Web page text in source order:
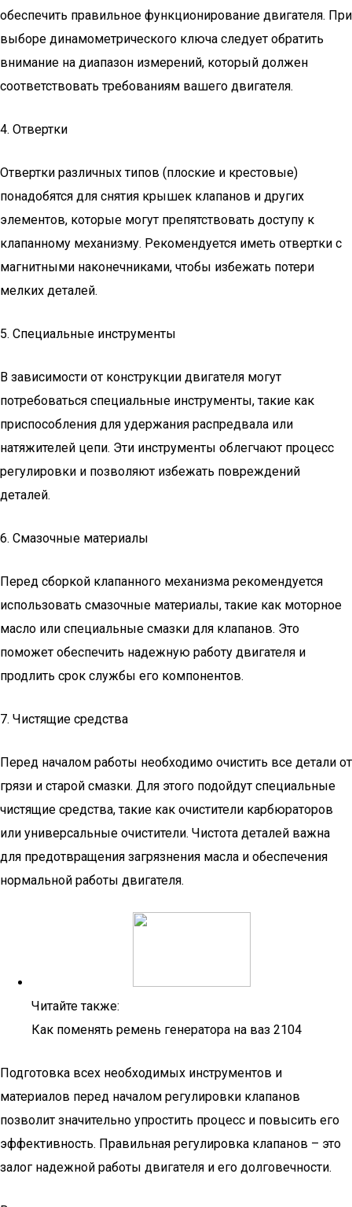
обеспечить правильное функционирование двигателя. При
выборе динамометрического ключа следует обратить
внимание на диапазон измерений, который должен
соответствовать требованиям вашего двигателя.
4. Отвертки
Отвертки различных типов (плоские и крестовые)
понадобятся для снятия крышек клапанов и других
элементов, которые могут препятствовать доступу к
клапанному механизму. Рекомендуется иметь отвертки с
магнитными наконечниками, чтобы избежать потери
мелких деталей.
5. Специальные инструменты
В зависимости от конструкции двигателя могут
потребоваться специальные инструменты, такие как
приспособления для удержания распредвала или
натяжителей цепи. Эти инструменты облегчают процесс
регулировки и позволяют избежать повреждений
деталей.
6. Смазочные материалы
Перед сборкой клапанного механизма рекомендуется
использовать смазочные материалы, такие как моторное
масло или специальные смазки для клапанов. Это
поможет обеспечить надежную работу двигателя и
продлить срок службы его компонентов.
7. Чистящие средства
Перед началом работы необходимо очистить все детали от
грязи и старой смазки. Для этого подойдут специальные
чистящие средства, такие как очистители карбюраторов
или универсальные очистители. Чистота деталей важна
для предотвращения загрязнения масла и обеспечения
нормальной работы двигателя.
Читайте также:
Как поменять ремень генератора на ваз 2104
Подготовка всех необходимых инструментов и
материалов перед началом регулировки клапанов
позволит значительно упростить процесс и повысить его
эффективность. Правильная регулировка клапанов – это
залог надежной работы двигателя и его долговечности.